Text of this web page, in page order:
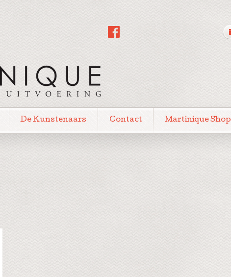
De Kunstenaars Contact Martinique Shop